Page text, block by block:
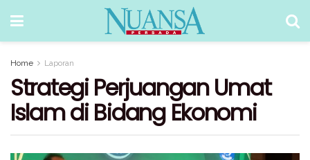
Home Laporan
Strategi Perjuangan Umat
Islam di Bidang Ekonomi